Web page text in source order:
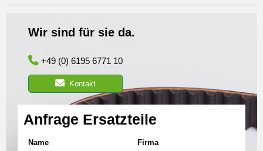
Wir sind für sie da.
+49 (0) 6195 6771 10
Kontakt
Anfrage Ersatzteile
Name Firma